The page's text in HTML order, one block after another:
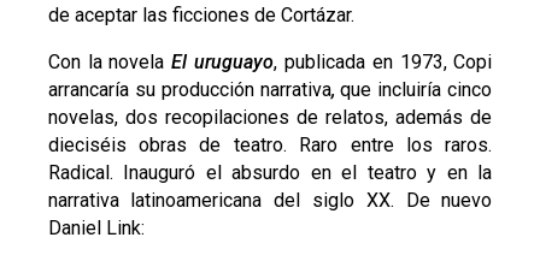
de aceptar las ficciones de Cortázar.
Con la novelaEl uruguayo, publicada en 1973, Copi
arrancaría su producción narrativa,que incluiría cinco
novelas, dos recopilaciones de relatos, además de
dieciséis obras de teatro. Raro entre los raros.
Radical. Inauguró el absurdo en el teatro y en la
narrativa latinoamericana del siglo XX. De nuevo
Daniel Link: